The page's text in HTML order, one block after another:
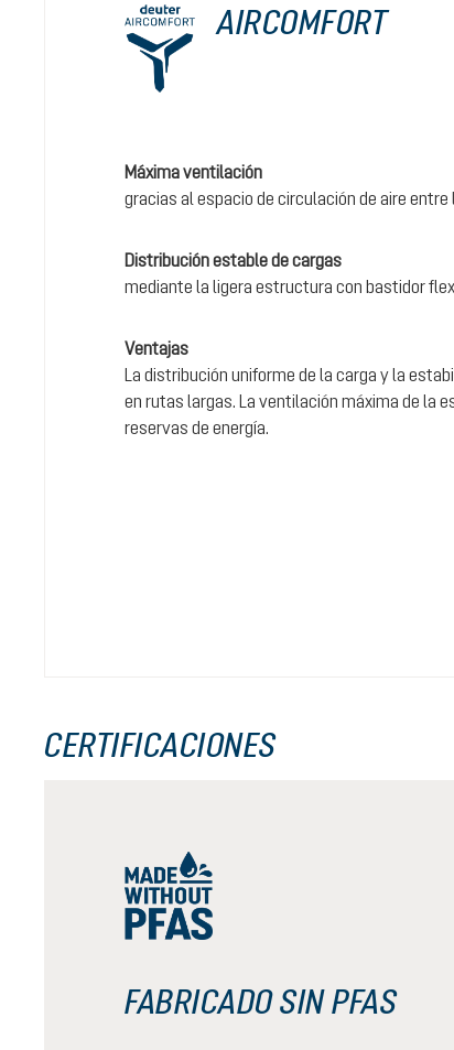
AIRCOMFORT
Máxima ventilación
gracias al espacio de circulación de aire
Distribución estable de cargas
mediante la ligera estructura con bastidor
Ventajas
La distribución uniforme de la carga y la
en rutas largas. La ventilación máxima de la
reservas de energía.
CERTIFICACIONES
FABRICADO SIN PFAS